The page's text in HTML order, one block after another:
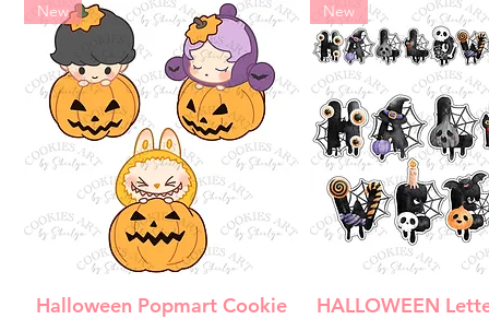
Vista rápida
New
Halloween Popmart Cookie
Vista
New
HALLOWEEN